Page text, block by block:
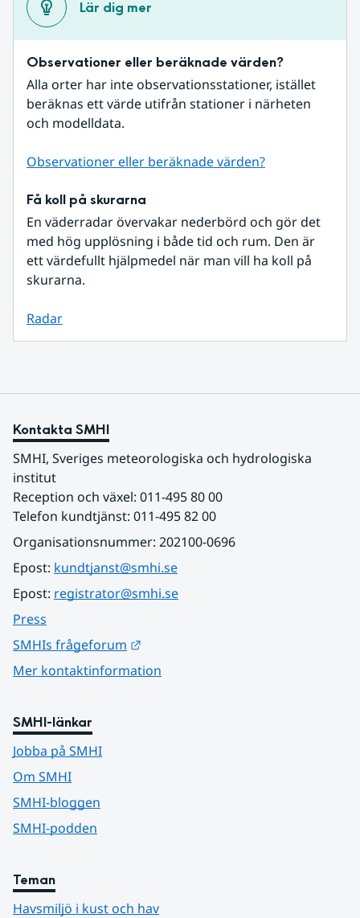
Lär dig mer
Observationer eller beräknade värden?
Alla orter har inte observationsstationer, istället
beräknas ett värde utifrån stationer i närheten
och modelldata.
Observationer eller beräknade värden?
Få koll på skurarna
En väderradar övervakar nederbörd och gör det
med hög upplösning i både tid och rum. Den är
ett värdefullt hjälpmedel när man vill ha koll på
skurarna.
Radar
Kontakta SMHI
SMHI, Sveriges meteorologiska och hydrologiska
institut
Reception och växel: 011-495 80 00
Telefon kundtjänst: 011-495 82 00
Organisationsnummer: 202100-0696
Epost: kundtjanst@smhi.se
Epost: registrator@smhi.se
Press
SMHIs frågeforum
Mer kontaktinformation
SMHI-länkar
Jobba på SMHI
Om SMHI
SMHI-bloggen
SMHI-podden
Teman
Havsmiljö i kust och hav